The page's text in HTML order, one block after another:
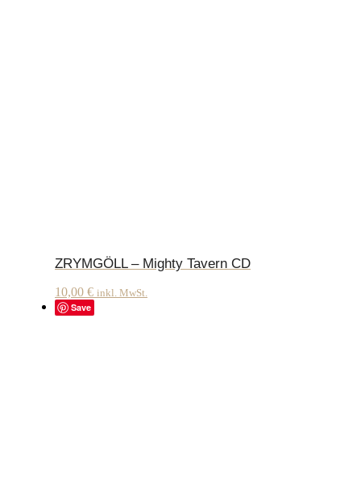
ZRYMGÖLL – Mighty Tavern CD
10,00 € inkl. MwSt.
Save